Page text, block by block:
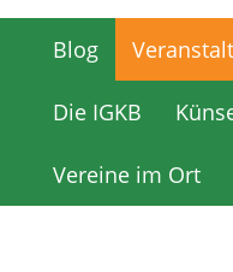
Blog
Die IGKB
Vereine im Ort